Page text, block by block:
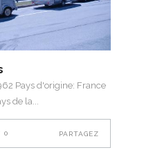
Pays d'origine: France
de la
0 PARTAGEZ